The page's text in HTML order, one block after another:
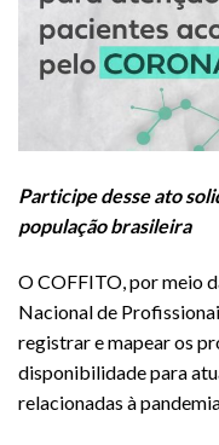
Participe desse ato
população brasileira
O COFFITO, por meio
Nacional de
registrar e mapear os
disponibilidadepara
relacionadas à